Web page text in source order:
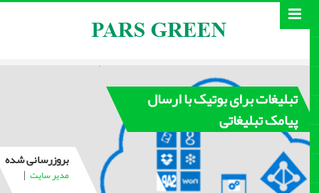
تبلیغات برای بوتیک با ارسال
پیامک تبلیغاتی
بروزرسانی شده
مدیر سایت |